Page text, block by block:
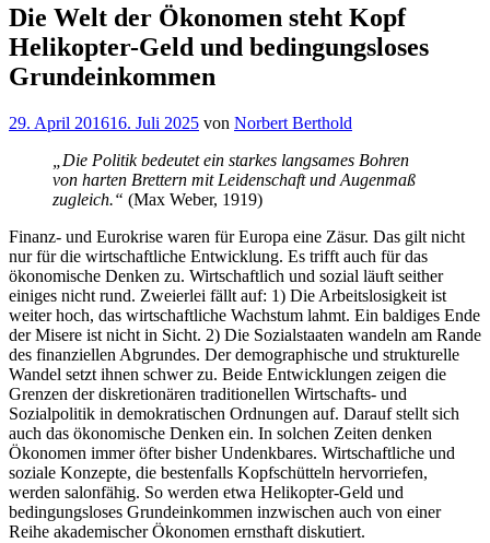
Die Welt der Ökonomen steht Kopf
Helikopter-Geld und bedingungsloses
Grundeinkommen
Veröffentlicht
29. April 201616. Juli 2025 von Norbert Berthold
„Die Politik bedeutet ein starkes langsames Bohren
von harten Brettern mit Leidenschaft und Augenmaß
zugleich.“ (Max Weber, 1919)
Finanz- und Eurokrise waren für Europa eine Zäsur. Das gilt nicht
nur für die wirtschaftliche Entwicklung. Es trifft auch für das
ökonomische Denken zu. Wirtschaftlich und sozial läuft seither
einiges nicht rund. Zweierlei fällt auf: 1) Die Arbeitslosigkeit ist
weiter hoch, das wirtschaftliche Wachstum lahmt. Ein baldiges Ende
der Misere ist nicht in Sicht. 2) Die Sozialstaaten wandeln am Rande
des finanziellen Abgrundes. Der demographische und strukturelle
Wandel setzt ihnen schwer zu. Beide Entwicklungen zeigen die
Grenzen der diskretionären traditionellen Wirtschafts- und
Sozialpolitik in demokratischen Ordnungen auf. Darauf stellt sich
auch das ökonomische Denken ein. In solchen Zeiten denken
Ökonomen immer öfter bisher Undenkbares. Wirtschaftliche und
soziale Konzepte, die bestenfalls Kopfschütteln hervorriefen,
werden salonfähig. So werden etwa Helikopter-Geld und
bedingungsloses Grundeinkommen inzwischen auch von einer
Reihe akademischer Ökonomen ernsthaft diskutiert.